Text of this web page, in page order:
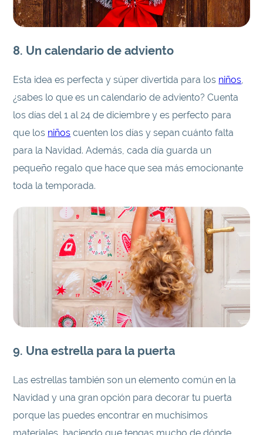
8. Un calendario de adviento
Esta idea es perfecta y súper divertida para los niños,
¿sabes lo que es un calendario de adviento? Cuenta
los días del 1 al 24 de diciembre y es perfecto para
que los niños cuenten los días y sepan cuánto falta
para la Navidad. Además, cada día guarda un
pequeño regalo que hace que sea más emocionante
toda la temporada.
9. Una estrella para la puerta
Las estrellas también son un elemento común en la
Navidad y una gran opción para decorar tu puerta
porque las puedes encontrar en muchísimos